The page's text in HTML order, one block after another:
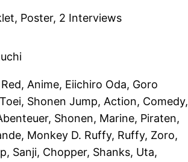
Poster, 2 Interviews
Anime, Eiichiro Oda, Goro
Shonen Jump, Action, Comedy,
Shonen, Marine, Piraten,
Monkey D. Ruffy, Ruffy, Zoro,
Sanji, Chopper, Shanks, Uta,